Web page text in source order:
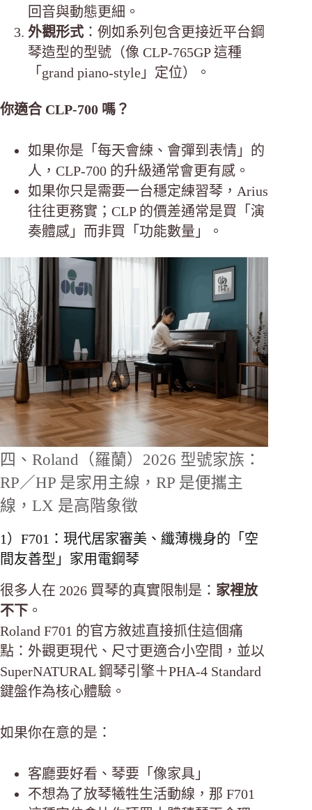
回音與動態更細。
外觀形式 ：例如系列包含更接近平台鋼
琴造型的型號（像 CLP-765GP 這種
「grand piano-style」定位）。
你適合 CLP-700 嗎？
如果你是「每天會練、會彈到表情」的
人，CLP-700 的升級通常會更有感。
如果你只是需要一台穩定練習琴，Arius
往往更務實；CLP 的價差通常是買「演
奏體感」而非買「功能數量」。
四、Roland（羅蘭）2026 型號家族：
RP／HP 是家用主線，RP 是便攜主
線，LX 是高階象徵
1）F701：現代居家審美、纖薄機身的「空
間友善型」家用電鋼琴
很多人在 2026 買琴的真實限制是： 家裡放
不下 。
Roland F701 的官方敘述直接抓住這個痛
點：外觀更現代、尺寸更適合小空間，並以
SuperNATURAL 鋼琴引擎＋PHA-4 Standard
鍵盤作為核心體驗。
如果你在意的是：
客廳要好看、琴要「像家具」
不想為了放琴犧牲生活動線，那 F701